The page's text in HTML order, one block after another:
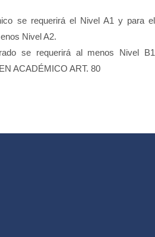
se requerirá el Nivel A1 y para el
Nivel A2.
se requerirá al menos Nivel B1
ACADÉMICO ART. 80